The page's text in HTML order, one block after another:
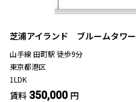
芝浦アイランド ブルームタワー
山手線 田町駅 徒歩9分
東京都港区
1LDK
賃料 350,000 円